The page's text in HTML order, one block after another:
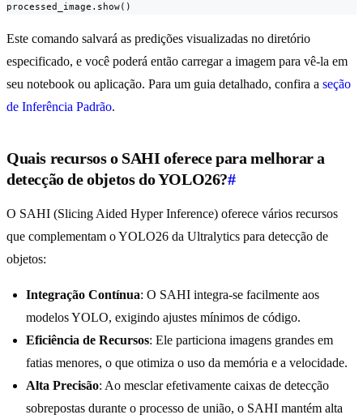
processed_image.show()
Este comando salvará as predições visualizadas no diretório
especificado, e você poderá então carregar a imagem para vê-la em
seu notebook ou aplicação. Para um guia detalhado, confira a seção
de Inferência Padrão.
Quais recursos o SAHI oferece para melhorar a
detecção de objetos do YOLO26?#
O SAHI (Slicing Aided Hyper Inference) oferece vários recursos
que complementam o YOLO26 da Ultralytics para detecção de
objetos:
Integração Contínua: O SAHI integra-se facilmente aos
modelos YOLO, exigindo ajustes mínimos de código.
Eficiência de Recursos: Ele particiona imagens grandes em
fatias menores, o que otimiza o uso da memória e a velocidade.
Alta Precisão: Ao mesclar efetivamente caixas de detecção
sobrepostas durante o processo de união, o SAHI mantém alta